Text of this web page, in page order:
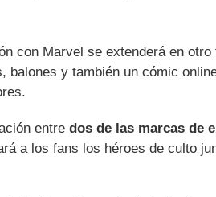
con Marvel se extenderá en
balones y también un cómic
entre dos de las marcas de
a los fans los héroes de culto